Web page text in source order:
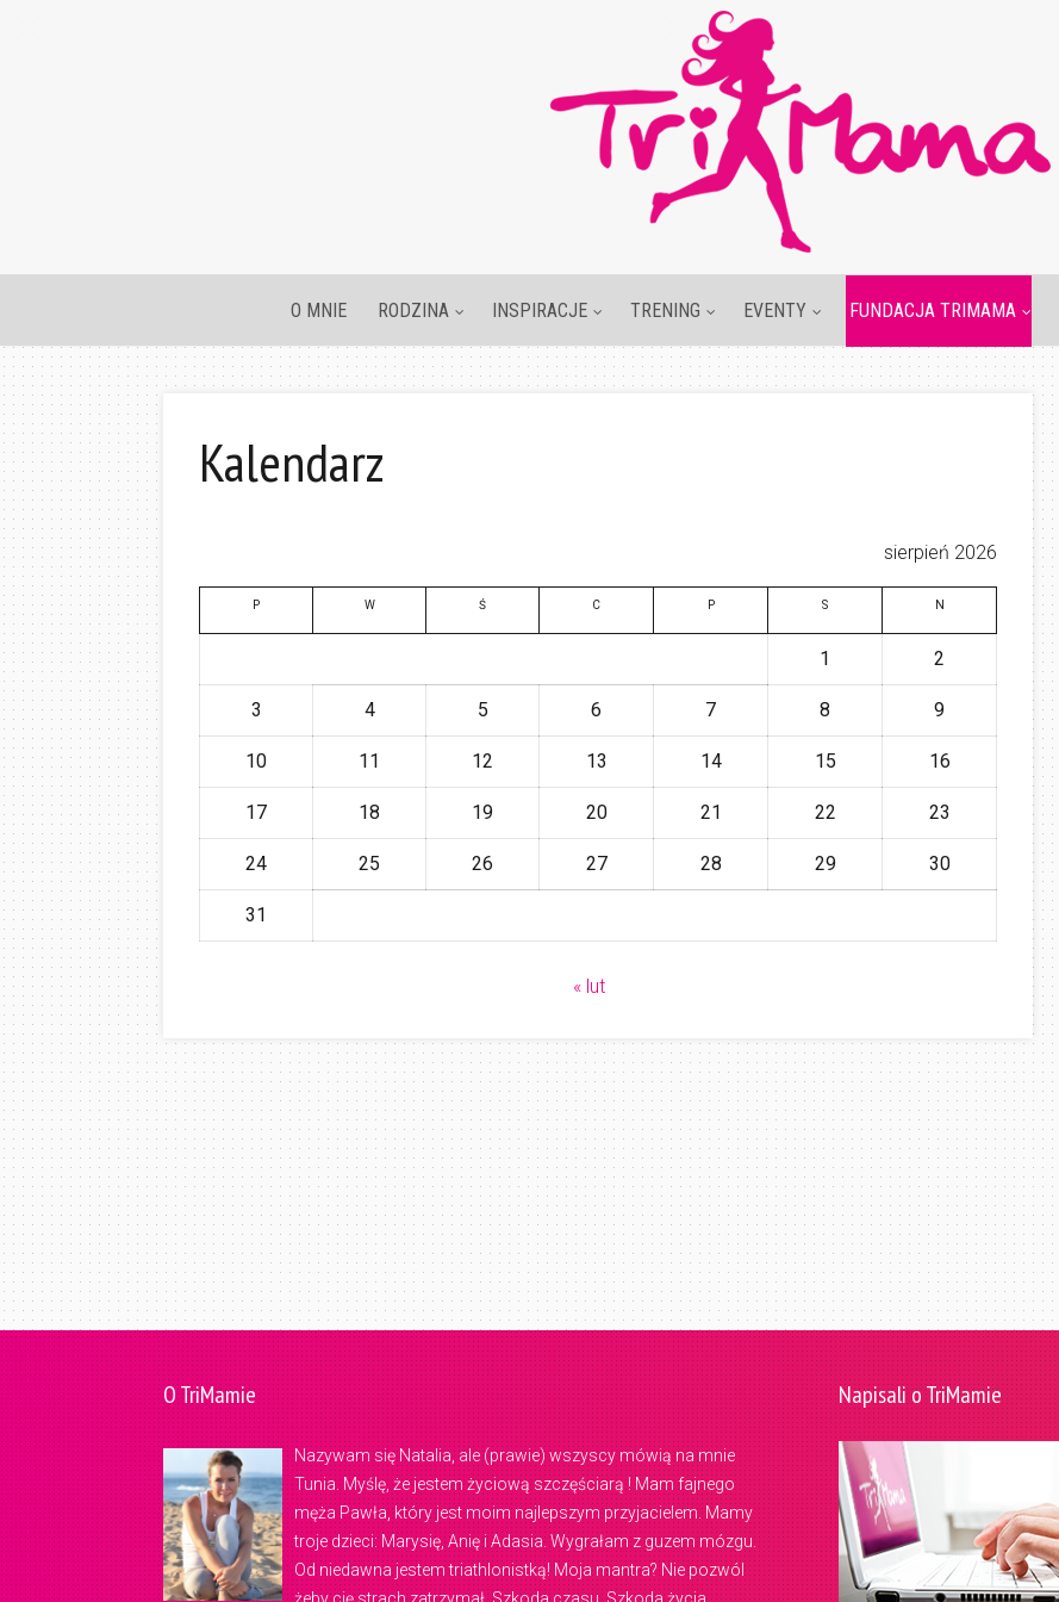
O MNIE RODZINA INSPIRACJE TRENING EVENTY FUNDACJA TRIMAMA
Kalendarz
sierpień 2026
P W Ś C P S N
1 2
3 4 5 6 7 8 9
10 11 12 13 14 15 16
17 18 19 20 21 22 23
24 25 26 27 28 29 30
31
« lut
O TriMamie
Nazywam się Natalia, ale (prawie) wszyscy mówią na mnie
Tunia. Myślę, że jestem życiową szczęściarą ! Mam fajnego
męża Pawła, który jest moim najlepszym przyjacielem. Mamy
troje dzieci: Marysię, Anię i Adasia. Wygrałam z guzem mózgu.
Od niedawna jestem triathlonistką! Moja mantra? Nie pozwól
Napisali o TriMamie